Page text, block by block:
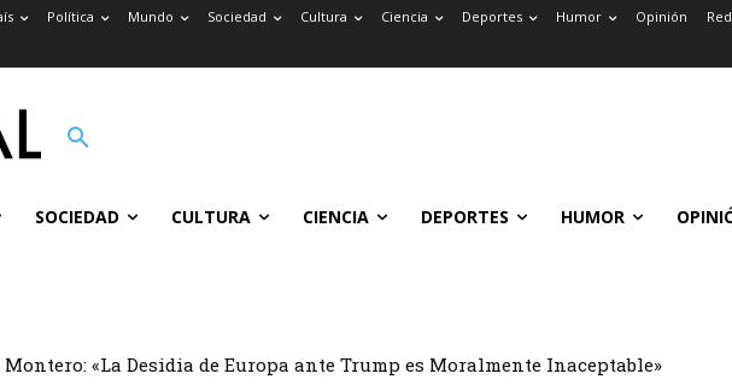
Política Mundo Sociedad Cultura Ciencia Deportes Humor Opinión
SOCIEDAD CULTURA CIENCIA DEPORTES HUMOR
«La Desidia de Europa ante Trump es Moralmente Inaceptable»